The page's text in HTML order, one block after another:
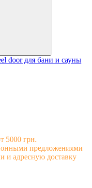
door для бани и сауны
5000 грн.
предложениями
и адресную доставку